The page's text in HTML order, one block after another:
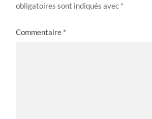
obligatoires sont indiqués avec *
Commentaire *